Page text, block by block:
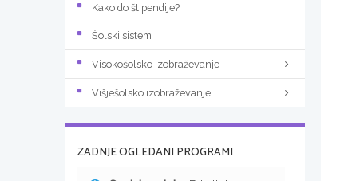
Kako do štipendije?
Šolski sistem
Visokošolsko izobraževanje
Višješolsko izobraževanje
ZADNJE OGLEDANI PROGRAMI